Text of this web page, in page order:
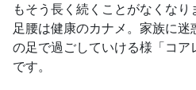
もそう長く続くことがなくなり
足腰は健康のカナメ。家族に
の足で過ごしていける様「コア
です。